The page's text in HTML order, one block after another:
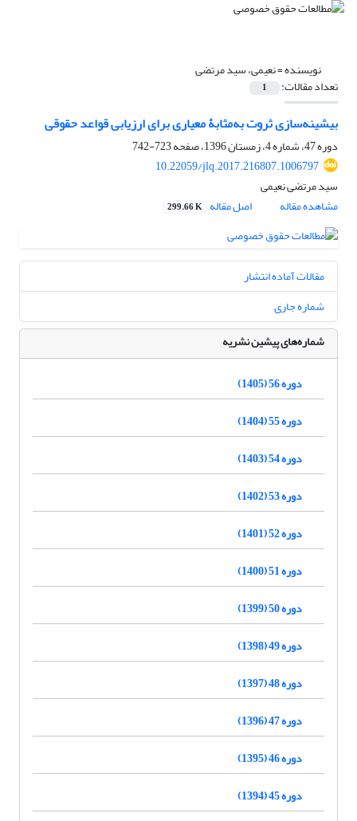
نویسنده =نعیمی، سید مرتضی
تعداد مقالات: 1
بیشینه‌سازی ثروت به‌مثابۀ معیاری برای ارزیابی قواعد حقوقی
دوره 47، شماره 4، زمستان 1396، صفحه
723-742
10.22059/jlq.2017.216807.1006797
سید مرتضی نعیمی
مشاهده مقاله
اصل مقاله 299.66 K
مقالات آماده انتشار
شماره جاری
شماره‌های پیشین نشریه
دوره 56 (1405)
دوره 55 (1404)
دوره 54 (1403)
دوره 53 (1402)
دوره 52 (1401)
دوره 51 (1400)
دوره 50 (1399)
دوره 49 (1398)
دوره 48 (1397)
دوره 47 (1396)
دوره 46 (1395)
دوره 45 (1394)